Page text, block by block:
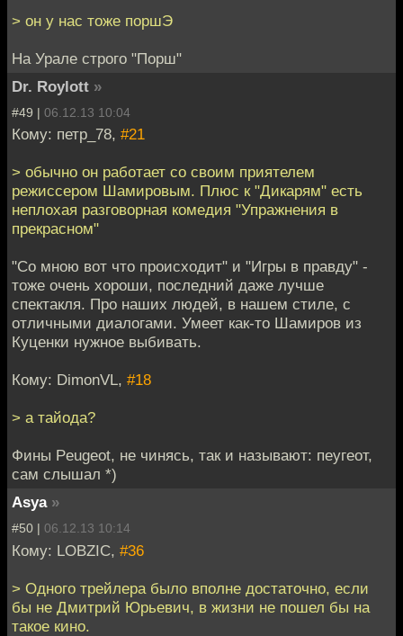
> он у нас тоже поршЭ
На Урале строго "Порш"
Dr. Roylott »
#49 | 06.12.13 10:04
Кому: петр_78, #21
> обычно он работает со своим приятелем
режиссером Шамировым. Плюс к "Дикарям" есть
неплохая разговорная комедия "Упражнения в
прекрасном"
"Со мною вот что происходит" и "Игры в правду" -
тоже очень хороши, последний даже лучше
спектакля. Про наших людей, в нашем стиле, с
отличными диалогами. Умеет как-то Шамиров из
Куценки нужное выбивать.
Кому: DimonVL, #18
> а тайода?
Фины Peugeot, не чинясь, так и называют: пеугеот,
сам слышал *)
Asya »
#50 | 06.12.13 10:14
Кому: LOBZIC, #36
> Одного трейлера было вполне достаточно, если
бы не Дмитрий Юрьевич, в жизни не пошел бы на
такое кино.